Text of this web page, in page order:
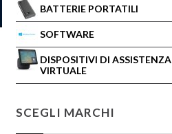
BATTERIE PORTATILI
SOFTWARE
DISPOSITIVI DI ASSISTENZA
VIRTUALE
SCEGLI MARCHI